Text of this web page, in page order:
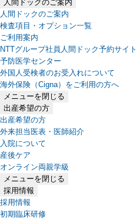
人間ドックのご案内
人間ドックのご案内
検査項目・オプション一覧
ご利用案内
NTTグループ社員人間ドック予約サイト
予防医学センター
外国人受検者のお受入れについて
海外保険（Cigna）をご利用の方へ
メニューを閉じる
出産希望の方
出産希望の方
外来担当医表・医師紹介
入院について
産後ケア
オンライン両親学級
メニューを閉じる
採用情報
採用情報
初期臨床研修